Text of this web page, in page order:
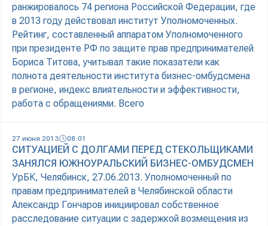
ранжировалось 74 региона Российской Федерации, где
в 2013 году действовал институт Уполномоченных.
Рейтинг, составленный аппаратом Уполномоченного
при президенте РФ по защите прав предпринимателей
Бориса Титова, учитывал такие показатели как
полнота деятельности института бизнес-омбудсмена
в регионе, индекс влиятельности и эффективности,
работа с обращениями. Всего
27 июня 2013 08:01
СИТУАЦИЕЙ С ДОЛГАМИ ПЕРЕД СТЕКОЛЬЩИКАМИ
ЗАНЯЛСЯ ЮЖНОУРАЛЬСКИЙ БИЗНЕС-ОМБУДСМЕН
УрБК, Челябинск, 27.06.2013. Уполномоченный по
правам предпринимателей в Челябинской области
Александр Гончаров инициировал собственное
расследование ситуации с задержкой возмещения из